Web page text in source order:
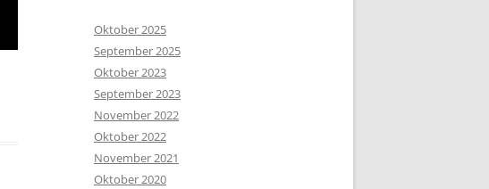
Oktober 2025
September 2025
Oktober 2023
September 2023
November 2022
Oktober 2022
November 2021
Oktober 2020